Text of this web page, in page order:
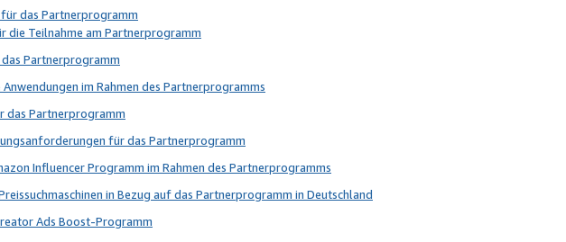
das Partnerprogramm
die Teilnahme am Partnerprogramm
Partnerprogramm
im Rahmen des Partnerprogramms
das Partnerprogramm
für das Partnerprogramm
Influencer Programm im Rahmen des Partnerprogramms
in Bezug auf das Partnerprogramm in Deutschland
Ads Boost-Programm